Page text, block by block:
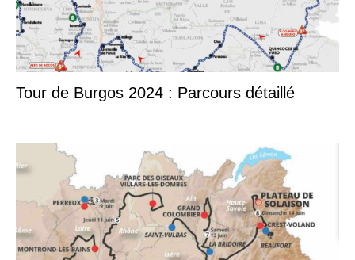
Tour de Burgos 2024 : Parcours détaillé